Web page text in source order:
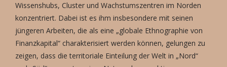
Wissenshubs, Cluster und Wachstumszentren im Norden
konzentriert. Dabei ist es ihm insbesondere mit seinen
jüngeren Arbeiten, die als eine „globale Ethnographie von
Finanzkapital“ charakterisiert werden können, gelungen zu
zeigen, dass die territoriale Einteilung der Welt in „Nord“